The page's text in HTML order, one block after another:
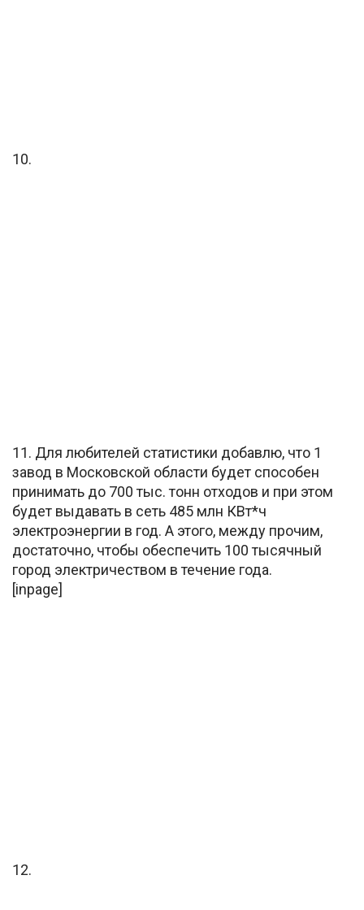
10.
11. Для любителей статистики добавлю, что 1
завод в Московской области будет способен
принимать до 700 тыс. тонн отходов и при этом
будет выдавать в сеть 485 млн КВт*ч
электроэнергии в год. А этого, между прочим,
достаточно, чтобы обеспечить 100 тысячный
город электричеством в течение года.
[inpage]
12.